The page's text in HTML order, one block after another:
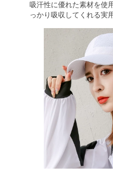
吸汗性に優れた素材を使
っかり吸収してくれる実